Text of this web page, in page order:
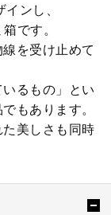
ンし、
です。
を受け止めて
るもの」とい
もあります。
美しさも同時